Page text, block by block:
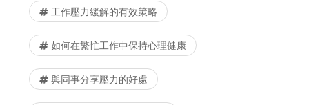
工作壓力緩解的有效策略
如何在繁忙工作中保持心理健康
與同事分享壓力的好處